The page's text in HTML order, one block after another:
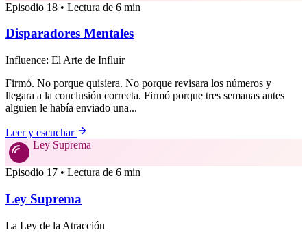
Episodio 18 • Lectura de 6 min
Disparadores Mentales
Influence: El Arte de Influir
Firmó. No porque quisiera. No porque revisara los números y
llegara a la conclusión correcta. Firmó porque tres semanas antes
alguien le había enviado una...
Leer y escuchar
Ley Suprema
Episodio 17 • Lectura de 6 min
Ley Suprema
La Ley de la Atracción